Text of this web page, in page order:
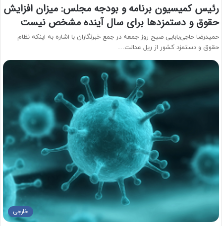
رئیس کمیسیون برنامه و بودجه مجلس: میزان افزایش
حقوق و دستمزدها برای سال آینده مشخص نیست
حمیدرضا حاجی‌بابایی صبح روز جمعه در جمع خبرنگاران با اشاره به اینکه نظام
حقوق و دستمزد کشور از ریل عدالت…
خارجی